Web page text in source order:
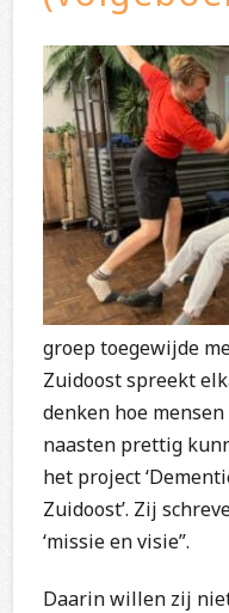
groep toegewijde
Zuidoost spreekt
denken hoe
naasten prettig
het project
Zuidoost’. Zij
‘missie en visie”.
Daarin willen zij